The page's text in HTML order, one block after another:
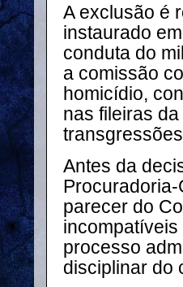
A exclusão é
instaurado
conduta do
a comissão
homicídio,
nas fileiras
Antes da
parecer do
incompatíveis
processo
disciplinar do